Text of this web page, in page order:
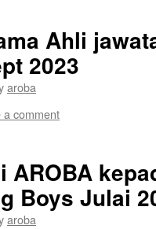
Ahli
2023
aroba
a comment
AROBA
Boys Julai
aroba